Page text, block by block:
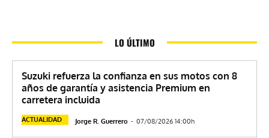
LO ÚLTIMO
Suzuki refuerza la confianza en sus motos con 8
años de garantía y asistencia Premium en
carretera incluida
ACTUALIDAD Jorge R. Guerrero - 07/08/2026 14:00h